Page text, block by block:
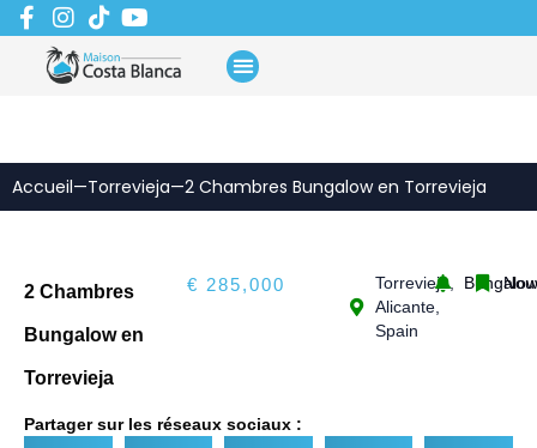
Aller
au
contenu
Accueil—Torrevieja—2 Chambres Bungalow en Torrevieja
2 Chambres
Bungalow en
Torrevieja
€ 285,000
Torrevieja,
Alicante,
Spain
Partager sur les réseaux sociaux :